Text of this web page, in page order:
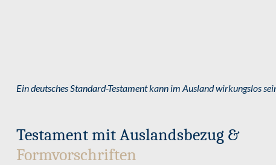
Ein deutsches Standard-Testament kann im Ausland wirkungslos
Testament mit Auslandsbezug &
Formvorschriften